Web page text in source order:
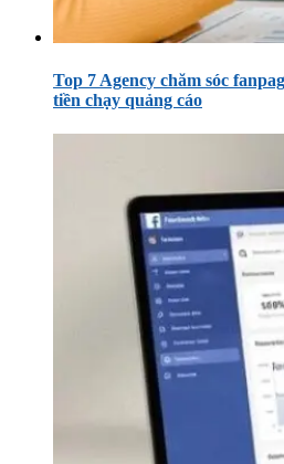
Top 7 Agency chăm sóc
tiền chạy quảng cáo